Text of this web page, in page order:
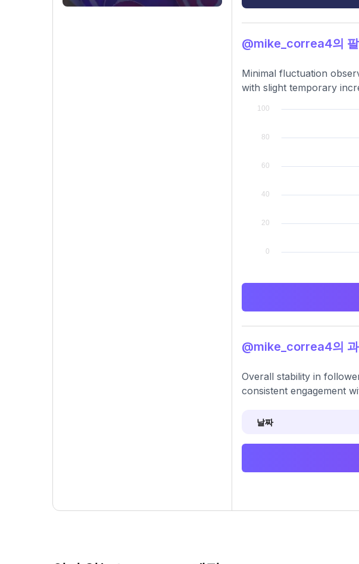
@mike_correa4의
Minimal fluctuation
with slight temporary
@mike_correa4의
Overall stability in
consistent engagement
날짜